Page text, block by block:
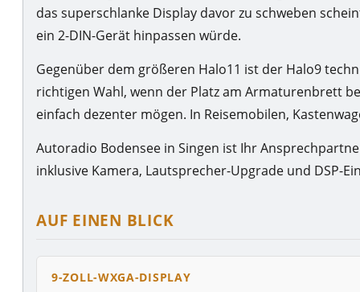
das superschlanke Display davor zu schweben
ein 2-DIN-Gerät hinpassen würde.
Gegenüber dem größeren Halo11 ist der Halo9
richtigen Wahl, wenn der Platz am Armaturenbrett
einfach dezenter mögen. In Reisemobilen,
Autoradio Bodensee in Singen ist Ihr
inklusive Kamera, Lautsprecher-Upgrade und DSP-
AUF EINEN BLICK
9-ZOLL-WXGA-DISPLAY